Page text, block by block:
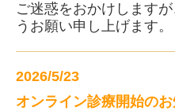
ご迷惑をおかけします
うお願い申し上げます。
2026/5/23
オンライン診療開始の